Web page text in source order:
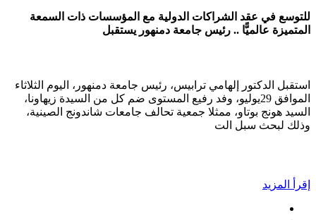
للتوسع في عقد الشراكات الدولية مع المؤسسات ذات السمعة
المتميزة عالميًّا .. رئيس جامعة دمنهور يستقبل
استقبل الدكتور إلهامي ترابيس، رئيس جامعة دمنهور، اليوم الثلاثاء
الموافق 29يوليو، وفد رفيع المستوى ضم كل من السيدة زيهاونا،
السيد هونج بوتاو، ممثلا جمعية تحالف جامعات شاندونج الصينية،
وذلك لبحث سبل الت
إقرأ المزيد